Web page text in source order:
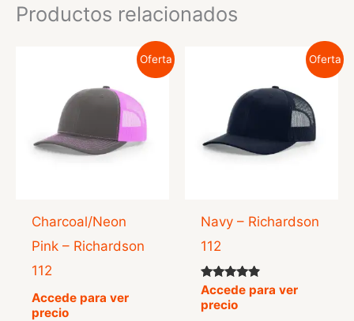
Productos relacionados
Oferta
Charcoal/Neon
Pink – Richardson
112
Accede para ver
precio
Oferta
Navy – Richardson
112
Valorado
con
4.71
Accede para ver
precio